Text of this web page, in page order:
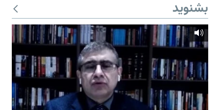
بشنوید